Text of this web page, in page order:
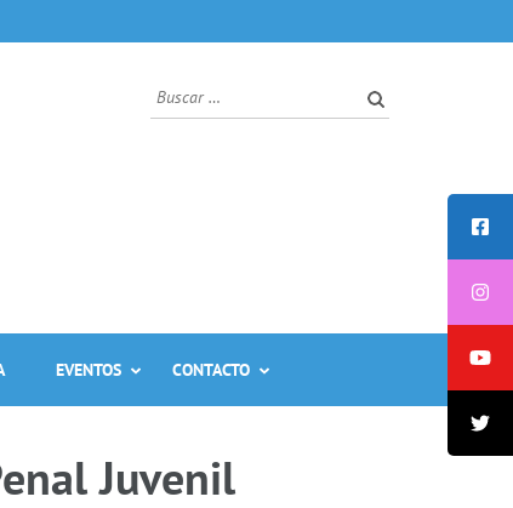
Buscar:
EVENTOS CONTACTO
Juvenil